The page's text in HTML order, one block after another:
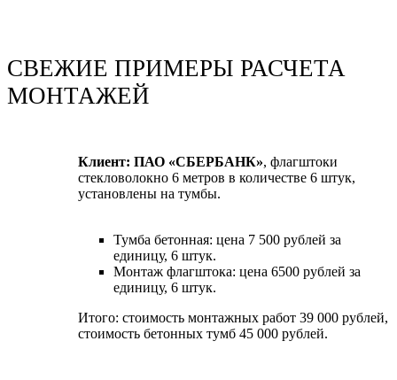
СВЕЖИЕ ПРИМЕРЫ РАСЧЕТА
МОНТАЖЕЙ
Клиент: ПАО «СБЕРБАНК», флагштоки
стекловолокно 6 метров в количестве 6 штук,
установлены на тумбы.
Тумба бетонная: цена 7 500 рублей за
единицу, 6 штук.
Монтаж флагштока: цена 6500 рублей за
единицу, 6 штук.
Итого: стоимость монтажных работ 39 000 рублей,
стоимость бетонных тумб 45 000 рублей.